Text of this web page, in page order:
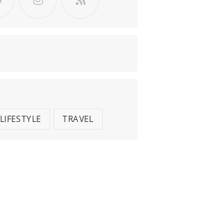
LIFESTYLE TRAVEL